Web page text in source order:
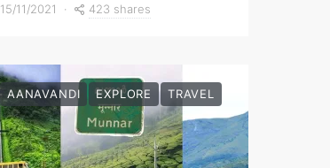
15/11/2021 423 shares
AANAVANDI EXPLORE TRAVEL